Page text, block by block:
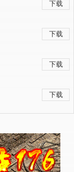
下载
下载
下载
下载